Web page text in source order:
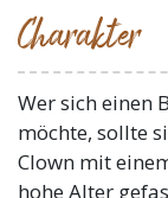
Charakter
Wer sich einen
möchte, sollte
Clown mit
hohe Alter